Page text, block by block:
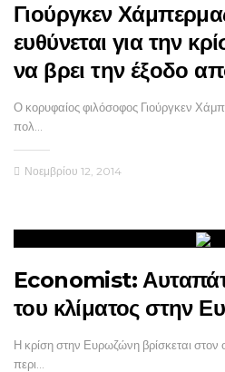
Γιούργκεν
ευθύνεται για την
να βρει την έξοδο
Ο κορυφαίος φιλόσοφος Γιούργκεν
πολ…
Νοεμβρίου 12, 2014
Economist:
του κλίματος στην
Η κρίση στην Ευρωζώνη βρίσκεται στον
περι…